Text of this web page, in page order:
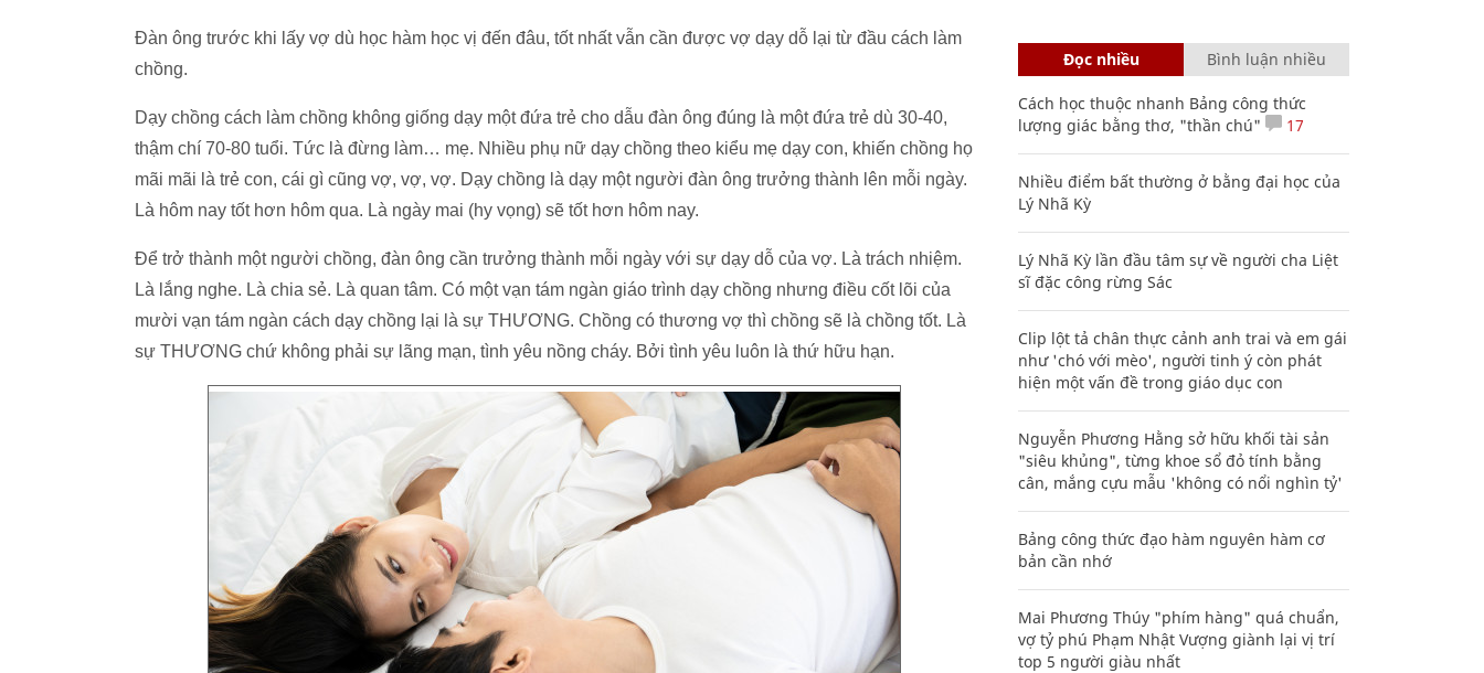
Đàn ông trước khi lấy vợ dù học hàm học vị đến đâu, tốt nhất vẫn cần được vợ dạy dỗ lại từ đầu cách làm
chồng.
Dạy chồng cách làm chồng không giống dạy một đứa trẻ cho dẫu đàn ông đúng là một đứa trẻ dù 30-40,
thậm chí 70-80 tuổi. Tức là đừng làm… mẹ. Nhiều phụ nữ dạy chồng theo kiểu mẹ dạy con, khiến chồng họ
mãi mãi là trẻ con, cái gì cũng vợ, vợ, vợ. Dạy chồng là dạy một người đàn ông trưởng thành lên mỗi ngày.
Là hôm nay tốt hơn hôm qua. Là ngày mai (hy vọng) sẽ tốt hơn hôm nay.
Để trở thành một người chồng, đàn ông cần trưởng thành mỗi ngày với sự dạy dỗ của vợ. Là trách nhiệm.
Là lắng nghe. Là chia sẻ. Là quan tâm. Có một vạn tám ngàn giáo trình dạy chồng nhưng điều cốt lõi của
mười vạn tám ngàn cách dạy chồng lại là sự THƯƠNG. Chồng có thương vợ thì chồng sẽ là chồng tốt. Là
sự THƯƠNG chứ không phải sự lãng mạn, tình yêu nồng cháy. Bởi tình yêu luôn là thứ hữu hạn.
Đọc nhiều Bình luận nhiều
Cách học thuộc nhanh Bảng công thức
lượng giác bằng thơ, "thần chú"
17
Nhiều điểm bất thường ở bằng đại học của
Lý Nhã Kỳ
Lý Nhã Kỳ lần đầu tâm sự về người cha Liệt
sĩ đặc công rừng Sác
Clip lột tả chân thực cảnh anh trai và em gái
như 'chó với mèo', người tinh ý còn phát
hiện một vấn đề trong giáo dục con
Nguyễn Phương Hằng sở hữu khối tài sản
"siêu khủng", từng khoe sổ đỏ tính bằng
cân, mắng cựu mẫu 'không có nổi nghìn tỷ'
Bảng công thức đạo hàm nguyên hàm cơ
bản cần nhớ
Mai Phương Thúy "phím hàng" quá chuẩn,
vợ tỷ phú Phạm Nhật Vượng giành lại vị trí
top 5 người giàu nhất